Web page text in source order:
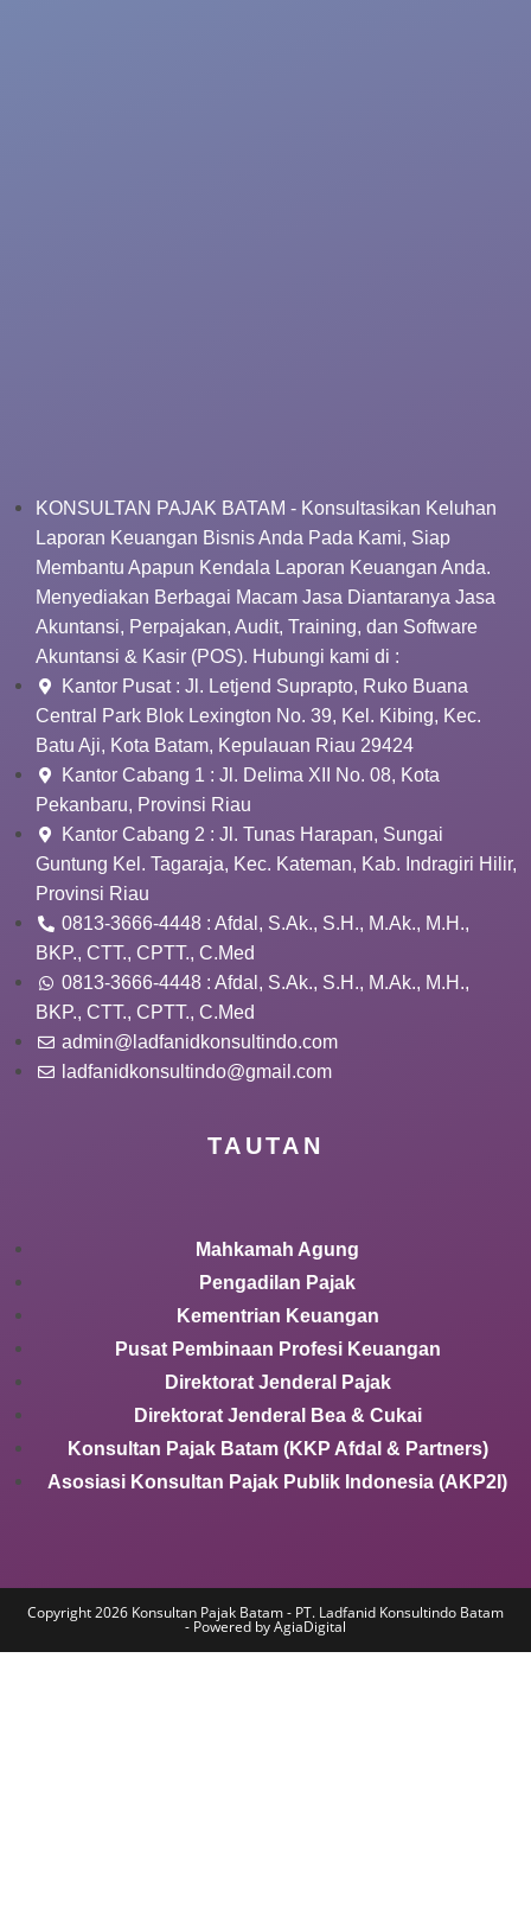
KONSULTAN PAJAK BATAM - Konsultasikan Keluhan
Laporan Keuangan Bisnis Anda Pada Kami, Siap
Membantu Apapun Kendala Laporan Keuangan Anda.
Menyediakan Berbagai Macam Jasa Diantaranya Jasa
Akuntansi, Perpajakan, Audit, Training, dan Software
Akuntansi & Kasir (POS). Hubungi kami di :
Kantor Pusat : Jl. Letjend Suprapto, Ruko Buana
Central Park Blok Lexington No. 39, Kel. Kibing, Kec.
Batu Aji, Kota Batam, Kepulauan Riau 29424
Kantor Cabang 1 : Jl. Delima XII No. 08, Kota
Pekanbaru, Provinsi Riau
Kantor Cabang 2 : Jl. Tunas Harapan, Sungai
Guntung Kel. Tagaraja, Kec. Kateman, Kab. Indragiri Hilir,
Provinsi Riau
0813-3666-4448 : Afdal, S.Ak., S.H., M.Ak., M.H.,
BKP., CTT., CPTT., C.Med
0813-3666-4448 : Afdal, S.Ak., S.H., M.Ak., M.H.,
BKP., CTT., CPTT., C.Med
admin@ladfanidkonsultindo.com
ladfanidkonsultindo@gmail.com
TAUTAN
Mahkamah Agung
Pengadilan Pajak
Kementrian Keuangan
Pusat Pembinaan Profesi Keuangan
Direktorat Jenderal Pajak
Direktorat Jenderal Bea & Cukai
Konsultan Pajak Batam (KKP Afdal & Partners)
Asosiasi Konsultan Pajak Publik Indonesia (AKP2I)
Copyright 2026 Konsultan Pajak Batam - PT. Ladfanid Konsultindo Batam
- Powered by AgiaDigital